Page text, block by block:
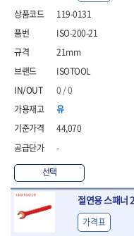
철공공구
- 볼트커터
- 항공가위
- 클램프
- 망치
- 볼핀망치
- 함마망치
- 도끼
- 판금망치
- 나일론무반동망치
- 플라스틱망치
- 고무망치
119-0131
ISOTOOL
0 / 0
유
44,070
-
선택
ISO-200-21
21mm
절연용 스패너
가격표